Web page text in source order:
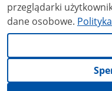
przeglądarki
dane osobowe.